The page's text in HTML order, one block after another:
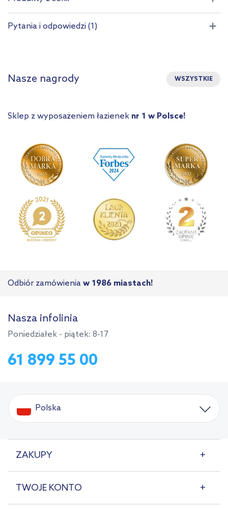
Pytania i odpowiedzi (1)
Nasze nagrody WSZYSTKIE
Sklep z wyposażeniem łazienek nr 1 w Polsce!
Odbiór zamówienia w 1986 miastach!
Nasza infolinia
Poniedziałek - piątek: 8-17
61 899 55 00
Polska
ZAKUPY
TWOJE KONTO